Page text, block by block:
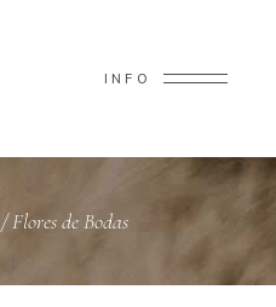
INFO
/Flores de Bodas